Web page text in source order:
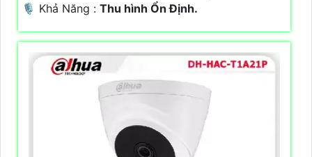
️🎙 Khả Năng : Thu hình Ổn Định.